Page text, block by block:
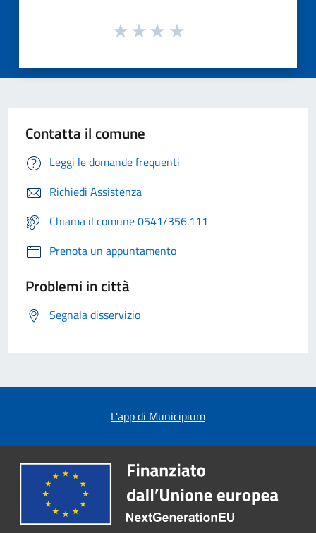
Contatta il comune
Leggi le domande frequenti
Richiedi Assistenza
Chiama il comune 0541/356.111
Prenota un appuntamento
Problemi in città
Segnala disservizio
L'app di Municipium